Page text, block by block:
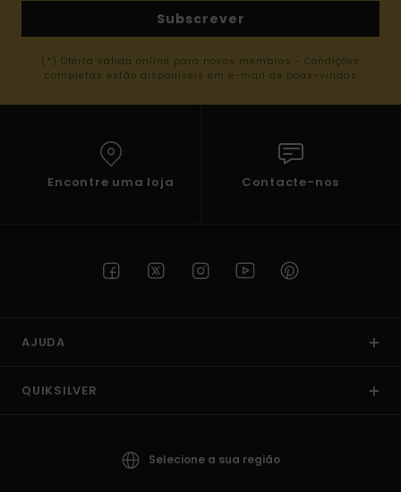
Subscrever
(*) Oferta válida online para novos membros - Condições
completas estão disponíveis em e-mail de boas-vindas
Encontre uma loja Contacte-nos
AJUDA
QUIKSILVER
Selecione a sua região